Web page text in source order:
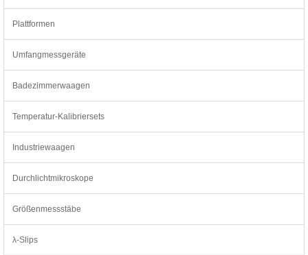
Plattformen
Umfangmessgeräte
Badezimmerwaagen
Temperatur-Kalibriersets
Industriewaagen
Durchlichtmikroskope
Größenmessstäbe
λ-Slips